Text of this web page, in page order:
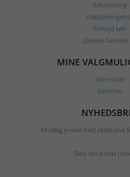
Returnering
Fortryd køb
Således
MINE
Mine sider
Bestil nu
Modtag e-mail med eksklusive
Skriv din e-mail